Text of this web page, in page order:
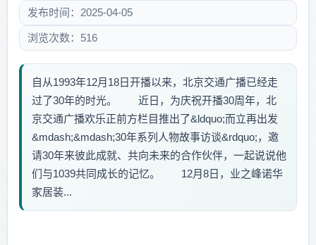
发布时间：2025-04-05
浏览次数：516
自从1993年12月18日开播以来，北京交通广播已经走
过了30年的时光。 近日，为庆祝开播30周年，北
京交通广播欢乐正前方栏目推出了&ldquo;而立再出发
&mdash;&mdash;30年系列人物故事访谈&rdquo;，邀
请30年来彼此成就、共向未来的合作伙伴，一起说说他
们与1039共同成长的记忆。 12月8日，业之峰诺华
家居装...